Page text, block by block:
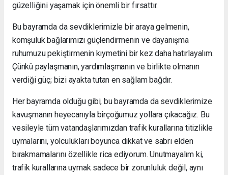
güzelliğini yaşamak için önemli bir fırsattır.
Bu bayramda da sevdiklerimizle bir araya gelmenin,
komşuluk bağlarımızı güçlendirmenin ve dayanışma
ruhumuzu pekiştirmenin kıymetini bir kez daha hatırlayalım.
Çünkü paylaşmanın, yardımlaşmanın ve birlikte olmanın
verdiği güç; bizi ayakta tutan en sağlam bağdır.
Her bayramda olduğu gibi, bu bayramda da sevdiklerimize
kavuşmanın heyecanıyla birçoğumuz yollara çıkacağız. Bu
vesileyle tüm vatandaşlarımızdan trafik kurallarına titizlikle
uymalarını, yolculukları boyunca dikkat ve sabrı elden
bırakmamalarını özellikle rica ediyorum. Unutmayalım ki,
trafik kurallarına uymak sadece bir zorunluluk değil, aynı